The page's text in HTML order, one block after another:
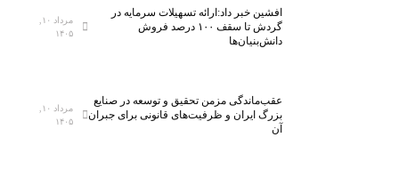
افشین خبر داد:ارائه تسهیلات سرمایه در
گردش تا سقف ۱۰۰ درصد فروش
دانش‌بنیان‌ها
۱۴۰۵
عقب‌ماندگی مزمن تحقیق و توسعه در صنایع
بزرگ ایران و ظرفیت‌های قانونی برای جبران
آن
۱۴۰۵